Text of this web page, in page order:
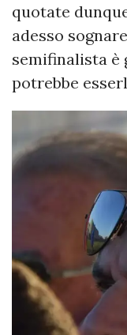
quotate
adesso
semifinalista è
potrebbe